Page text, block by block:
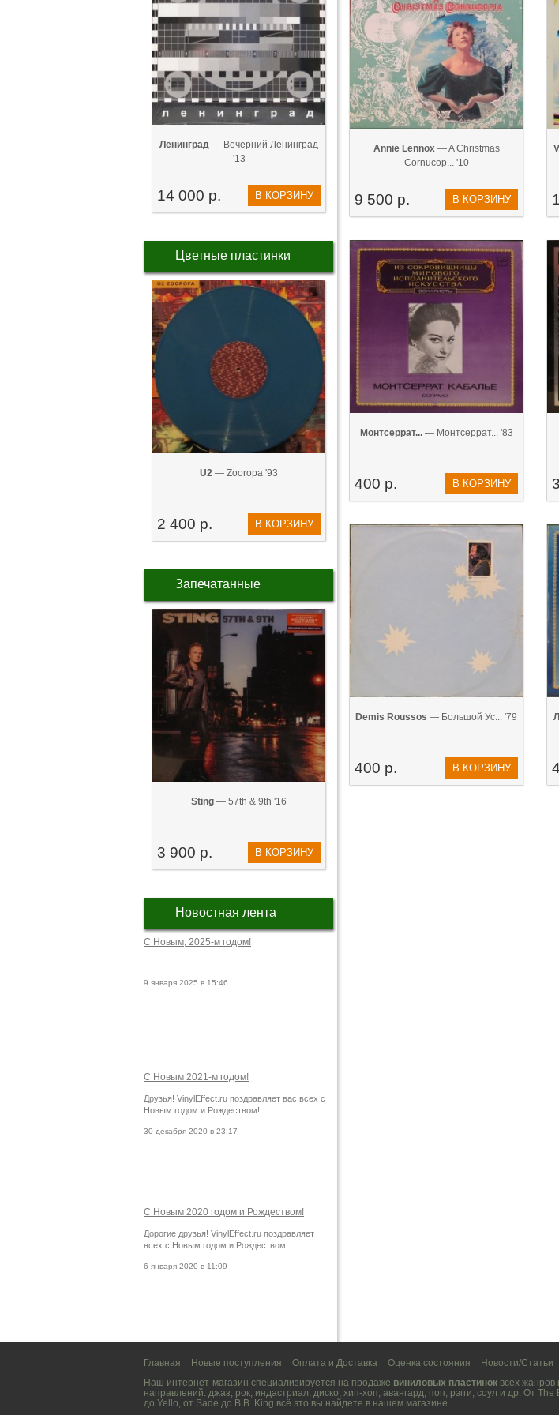
Ленинград — Вечерний Ленинград
'13
14 000 р. В КОРЗИНУ
Цветные пластинки
U2 — Zooropa '93
2 400 р. В КОРЗИНУ
Запечатанные
Sting — 57th & 9th '16
3 900 р. В КОРЗИНУ
Новостная лента
С Новым, 2025-м годом!
9 января 2025 в 15:46
С Новым 2021-м годом!
Друзья! VinylEffect.ru поздравляет вас всех с
Новым годом и Рождеством!
30 декабря 2020 в 23:17
С Новым 2020 годом и Рождеством!
Дорогие друзья! VinylEffect.ru поздравляет
всех с Новым годом и Рождеством!
6 января 2020 в 11:09
Annie Lennox— A Christmas
Cornucop... '10
9 500 р. В КОРЗИНУ
Монтсеррат...— Монтсеррат... '83
400 р. В КОРЗИНУ
Demis Roussos — Большой Ус... '79
400 р. В КОРЗИНУ
Главная Новые поступления Оплата и Доставка Оценка состояния Новости/Статьи
Наш интернет-магазин специализируется на продаже виниловых пластинок всех жанров
направлений: джаз, рок, индастриал, диско, хип-хоп, авангард, поп, рэгги, соул и др. От The
до Yello, от Sade до B.B. King всё это вы найдете в нашем магазине.